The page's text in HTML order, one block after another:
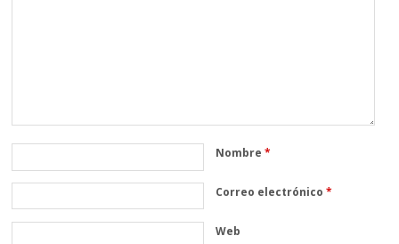
Nombre*
Correo electrónico*
Web